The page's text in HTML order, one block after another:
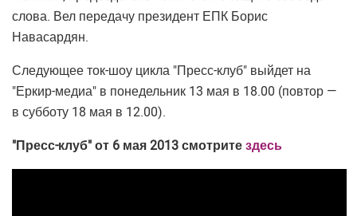
слова. Вел передачу президент ЕПК Борис
Навасардян.
Следующее ток-шоу цикла "Пресс-клуб" выйдет на
"Еркир-медиа" в понедельник 13 мая в 18.00 (повтор —
в субботу 18 мая в 12.00).
"Пресс-клуб" от 6 мая 2013 смотрите здесь